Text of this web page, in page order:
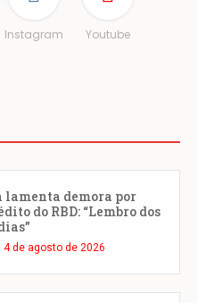
Instagram Youtube
lamenta demora por
do RBD: “Lembro dos
4 de agosto de 2026